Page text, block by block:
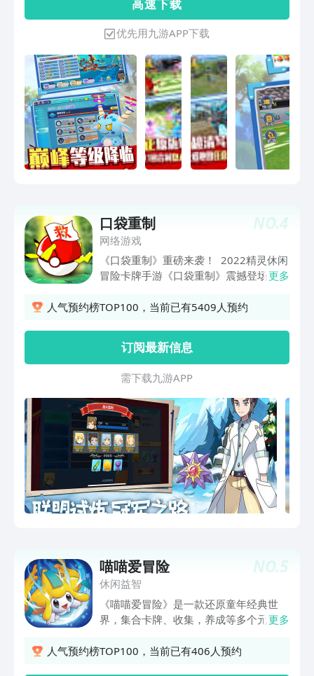
无仅有的全新口袋游戏体验！各式各样的
PVE、PVP及丰富精彩的活动福利都已蓄
势待发！让我们向着更高的目标出发，在
《口袋喵喵》的世界里任意冒险吧！
高 速 下 载
优先用九游APP下载
NO.4
口袋重制
网络游戏
《口袋重制》重磅来袭！ 2022精灵休闲
冒险卡牌手游《口袋重制》震撼登场！
人匠心打造3D豪华画质，在战斗场景中
儿时感动！野外草丛探险，捕捉神兽精
灵！Mega进化，精灵突破Mega形态，
解锁全新技能！特色贸易功能，神兽、学
习机、携带物自由交易！八大道馆，四大
天王等你来战！
更多
人气预约榜TOP100，当前已有5409人预约
订阅最新信息
需 下 载 九 游 A P P
NO.5
喵喵爱冒险
休闲益智
《喵喵爱冒险》是一款还原童年经典世
界，集合卡牌、收集，养成等多个元素打
合来不断的挑战和战斗吧！可以组建不同
更多
人气预约榜TOP100，当前已有406人预约